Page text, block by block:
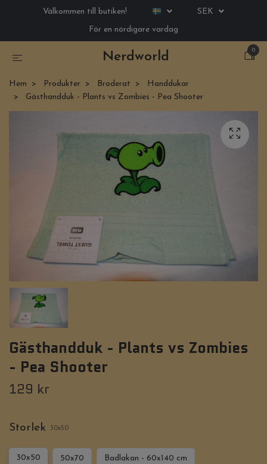
Välkommen till butiken!
SEK
För en nördigare vardag
Nerdworld
0
Hem Produkter Broderat
Handdukar
Gästhandduk - Plants vs Zombies - Pea Shooter
Gästhandduk - Plants vs Zombies
- Pea Shooter
129 kr
Storlek 30x50
30x50 50x70 Badlakan - 60x140 cm